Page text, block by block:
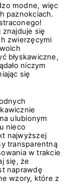
modne, więc
paznokciach.
znajduje się
zwierzęcymi
błyskawiczne,
niczym
się
ulubionym
nieco
najwyższej
transparentną
w trakcie
się, że
naprawdę
wzory, które z